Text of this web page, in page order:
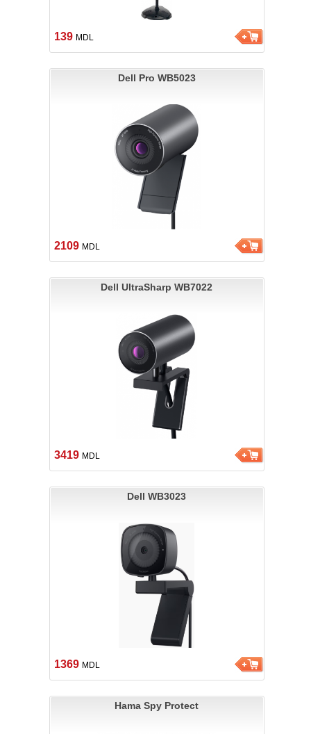
139 MDL
Dell Pro WB5023
2109 MDL
Dell UltraSharp WB7022
3419 MDL
Dell WB3023
1369 MDL
Hama Spy Protect